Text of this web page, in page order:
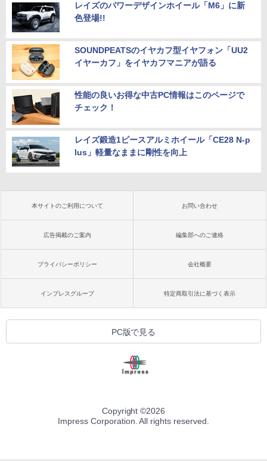
レイズのパワーデザインホイール「M6」に新
色登場!!
SOUNDPEATSのイヤカフ型イヤフォン「UU2
イヤーカフ」をイヤカフマニアが語る
性能の良いお得な中古PC情報はこのページで
チェック！
レイズ鍛造1ピースアルミホイール「CE28 N-p
lus」軽量なままに剛性を向上
本サイトのご利用について お問い合わせ
広告掲載のご案内 編集部へのご連絡
プライバシーポリシー 会社概要
インプレスグループ 特定商取引法に基づく表示
PC版で見る
Copyright ©2026
Impress Corporation. All rights reserved.